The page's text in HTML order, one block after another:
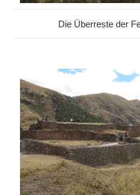
Die Überreste der